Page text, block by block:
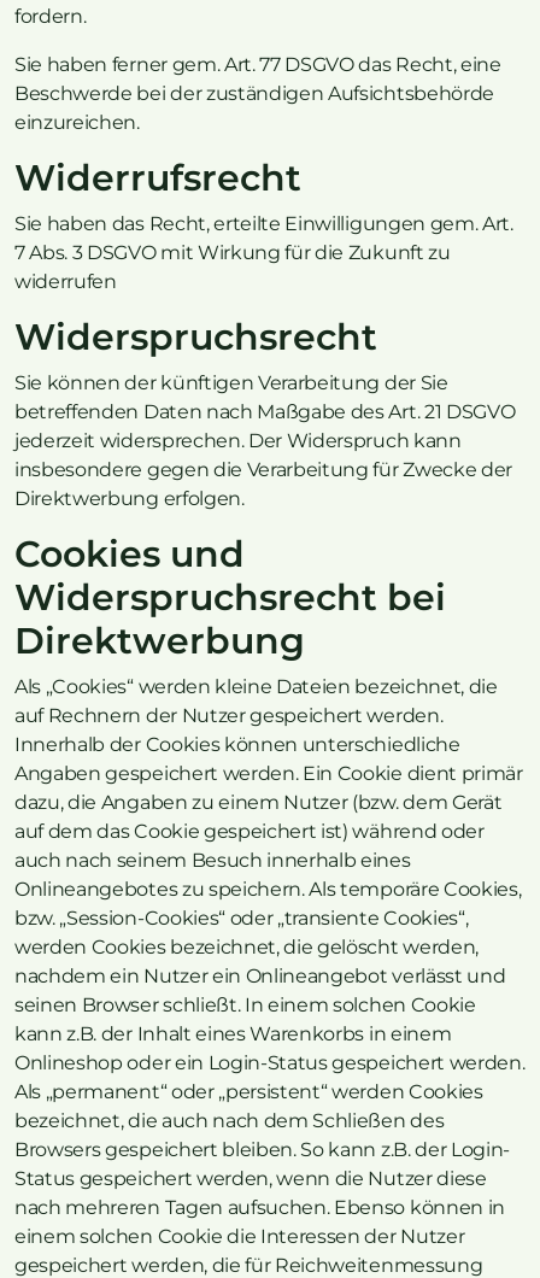
fordern.
Sie haben ferner gem. Art. 77 DSGVO das Recht, eine
Beschwerde bei der zuständigen Aufsichtsbehörde
einzureichen.
Widerrufsrecht
Sie haben das Recht, erteilte Einwilligungen gem. Art.
7 Abs. 3 DSGVO mit Wirkung für die Zukunft zu
widerrufen
Widerspruchsrecht
Sie können der künftigen Verarbeitung der Sie
betreffenden Daten nach Maßgabe des Art. 21 DSGVO
jederzeit widersprechen. Der Widerspruch kann
insbesondere gegen die Verarbeitung für Zwecke der
Direktwerbung erfolgen.
Cookies und
Widerspruchsrecht bei
Direktwerbung
Als „Cookies“ werden kleine Dateien bezeichnet, die
auf Rechnern der Nutzer gespeichert werden.
Innerhalb der Cookies können unterschiedliche
Angaben gespeichert werden. Ein Cookie dient primär
dazu, die Angaben zu einem Nutzer (bzw. dem Gerät
auf dem das Cookie gespeichert ist) während oder
auch nach seinem Besuch innerhalb eines
Onlineangebotes zu speichern. Als temporäre Cookies,
bzw. „Session-Cookies“ oder „transiente Cookies“,
werden Cookies bezeichnet, die gelöscht werden,
nachdem ein Nutzer ein Onlineangebot verlässt und
seinen Browser schließt. In einem solchen Cookie
kann z.B. der Inhalt eines Warenkorbs in einem
Onlineshop oder ein Login-Status gespeichert werden.
Als „permanent“ oder „persistent“ werden Cookies
bezeichnet, die auch nach dem Schließen des
Browsers gespeichert bleiben. So kann z.B. der Login-
Status gespeichert werden, wenn die Nutzer diese
nach mehreren Tagen aufsuchen. Ebenso können in
einem solchen Cookie die Interessen der Nutzer
gespeichert werden, die für Reichweitenmessung